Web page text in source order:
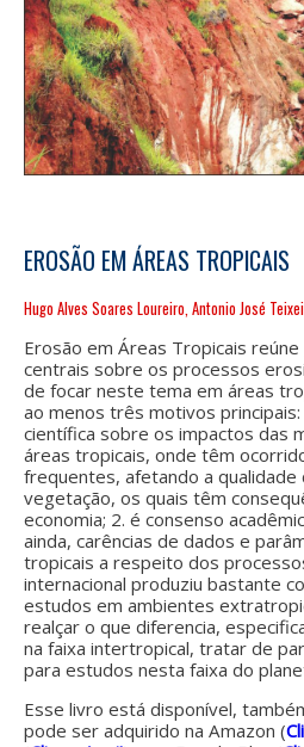
EROSÃO EM ÁREAS TROPICAIS
Hugo Alves Soares Loureiro, Antonio José
Erosão em Áreas Tropicais
centrais sobre os processos
de focar neste tema em áreas
ao menos três motivos
científica sobre os impactos das
áreas tropicais, onde têm
frequentes, afetando a qualidade
vegetação, os quais têm
economia; 2. é consenso
ainda, carências de dados e
tropicais a respeito dos
internacional produziu bastante
estudos em ambientes
realçar o que diferencia,
na faixa intertropical, tratar de
para estudos nesta faixa do
Esse livro está disponível,
pode ser adquirido na Amazon (